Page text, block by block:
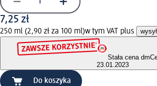
7,25 zł
250 ml (2,90 zł za 100 ml)w tym VAT plus
Stała cena dm
23.01.2023
Do koszyka